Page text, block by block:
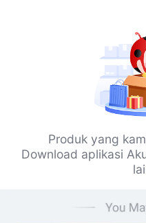
Produk yang
Download aplikasi